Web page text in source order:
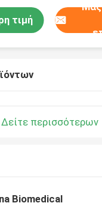
τιμή
Δείτε περισσότερων
Biomedical